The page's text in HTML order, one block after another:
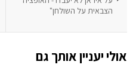
הצבאית על השולחן"
אולי יעניין אותך גם